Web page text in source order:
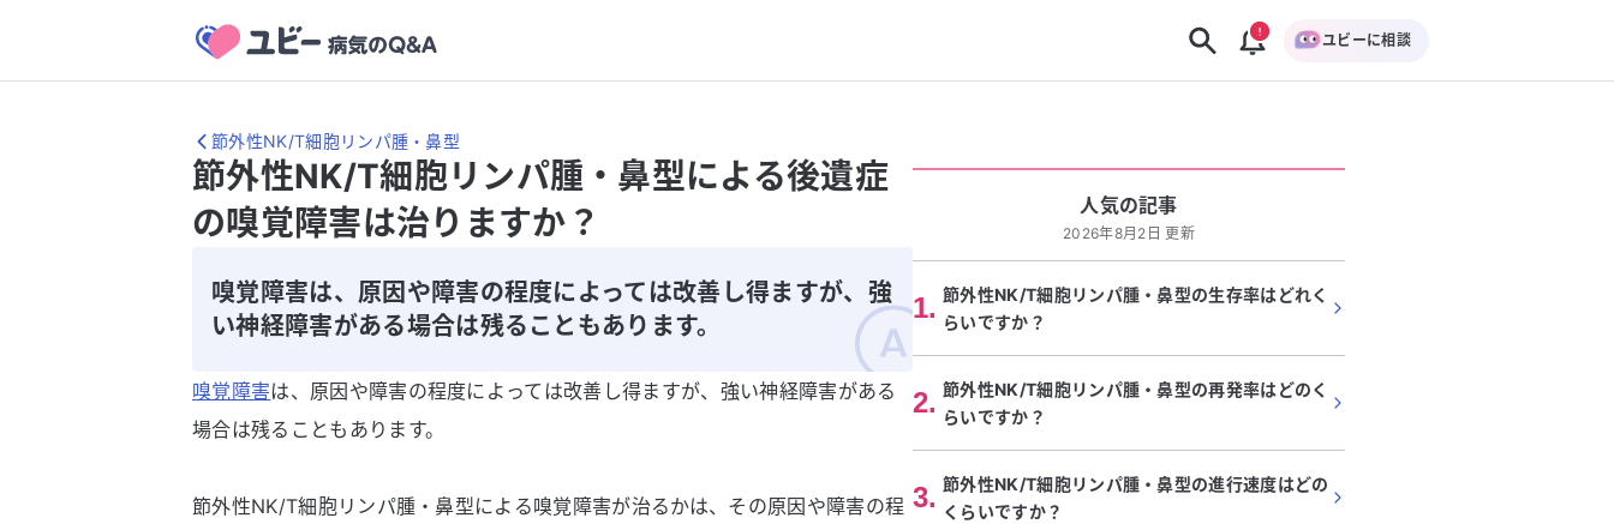
ユビーに相談
節外性NK/T細胞リンパ腫・鼻型
節外性NK/T細胞リンパ腫・鼻型による後遺症
の嗅覚障害は治りますか？
嗅覚障害は、原因や障害の程度によっては改善し得ますが、強
い神経障害がある場合は残ることもあります。
嗅覚障害は、原因や障害の程度によっては改善し得ますが、強い神経障害がある
場合は残ることもあります。
節外性NK/T細胞リンパ腫・鼻型による嗅覚障害が治るかは、その原因や障害の程
人気の記事
2026年8月2日 更新
1. 節外性NK/T細胞リンパ腫・鼻型の生存率はどれく
らいですか？
2. 節外性NK/T細胞リンパ腫・鼻型の再発率はどのく
らいですか？
3. 節外性NK/T細胞リンパ腫・鼻型の進行速度はどの
くらいですか？